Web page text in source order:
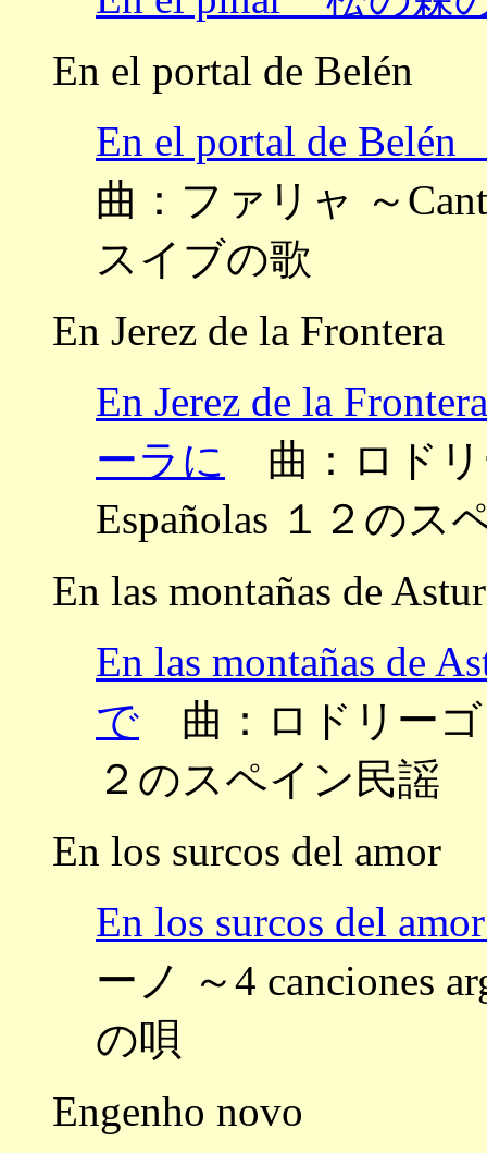
En el portal de Belén
En el portal de
曲：ファリャ ～
スイブの歌
En Jerez de la Frontera
En Jerez de la
ーラに 曲：ロドリ
Españolas １２のス
En las montañas de
En las montañas de
で 曲：ロドリーゴ
２のスペイン民謡
En los surcos del amor
En los surcos del
ーノ ～4 canciones
の唄
Engenho novo